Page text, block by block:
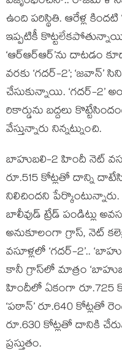
ఉంది పరిస్థితి. ఆరేళ్ల
ఇప్పటికీ
‘ఆర్ఆర్ఆర్’ను దాటడం
వరకు ‘గదర్-2’; ‘జవాన్’
చేసుకున్నాయి. ‘గదర్-2’
రికార్డును బద్దలు
వేస్తున్నారు నిన్నట్నుంచి.
బాహుబలి-2 హిందీ నెట్
రూ.515 కోట్లతో దాన్ని
నిలిచిందని పేర్కొంటున్నారు.
బాలీవుడ్ ట్రేడ్ పండిట్లు
అనుకూలంగా గ్రాస్, నెట్
వసూళ్లలో ‘గదర్-2’..
కానీ గ్రాస్‌లో మాత్రం
హిందీలో ఏకంగా రూ.725
‘పఠాన్’ రూ.640 కోట్లతో
రూ.630 కోట్లతో దానికి
ప్రస్తుతం.